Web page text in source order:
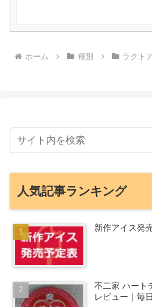
ホーム 種別 ラクト
人気記事ランキング
新作アイス発
不二家 ハート
レビュー｜毎